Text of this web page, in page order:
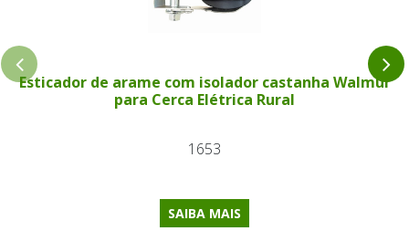
Esticador de arame com isolador castanha Walmur
para Cerca Elétrica Rural
1653
SAIBA MAIS